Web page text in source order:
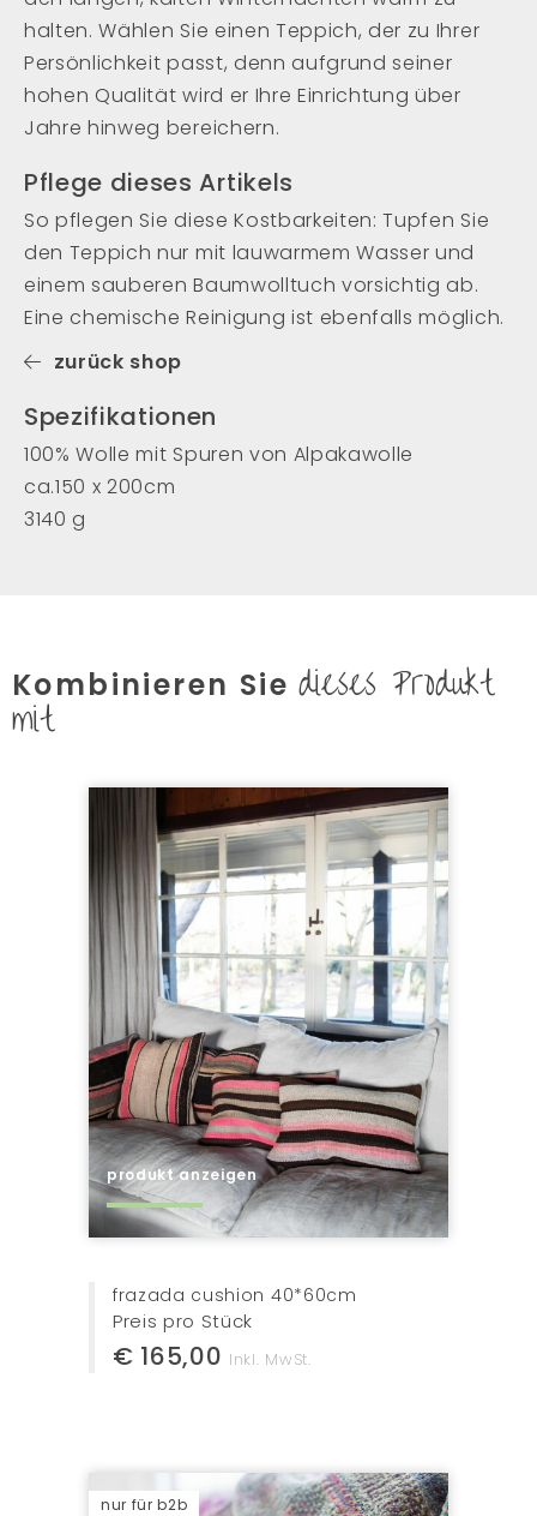
halten. Wählen Sie einen Teppich, der zu Ihrer
Persönlichkeit passt, denn aufgrund seiner
hohen Qualität wird er Ihre Einrichtung über
Jahre hinweg bereichern.
Pflege dieses Artikels
So pflegen Sie diese Kostbarkeiten: Tupfen Sie
den Teppich nur mit lauwarmem Wasser und
einem sauberen Baumwolltuch vorsichtig ab.
Eine chemische Reinigung ist ebenfalls möglich.
zurück shop
Spezifikationen
100% Wolle mit Spuren von Alpakawolle
ca.150 x 200cm
3140 g
Kombinieren Siedieses Produkt
mit
produkt anzeigen
frazada cushion 40*60cm
Preis pro Stück
€ 165,00 Inkl. MwSt.
nur für b2b